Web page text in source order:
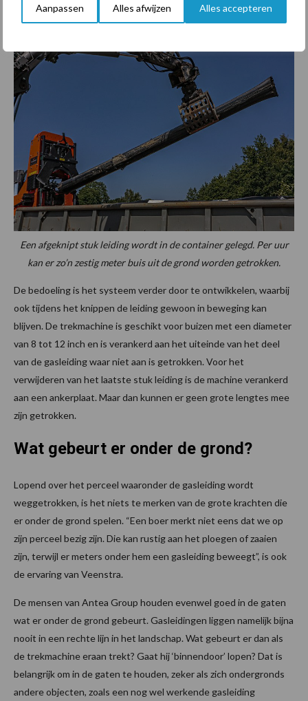
Aanpassen Alles afwijzen Alles accepteren
veiligheidsoverwegingen. Ook zet de medewerker het trekken
even stop op het moment dat er geknipt moet zijn.
Een afgeknipt stuk leiding wordt in de container gelegd. Per uur
kan er zo’n zestig meter buis uit de grond worden getrokken.
De bedoeling is het systeem verder door te ontwikkelen, waarbij
ook tijdens het knippen de leiding gewoon in beweging kan
blijven. De trekmachine is geschikt voor buizen met een diameter
van 8 tot 12 inch en is verankerd aan het uiteinde van het deel
van de gasleiding waar niet aan is getrokken. Voor het
verwijderen van het laatste stuk leiding is de machine verankerd
aan een ankerplaat. Maar dan kunnen er geen grote lengtes mee
zijn getrokken.
Wat gebeurt er onder de grond?
Lopend over het perceel waaronder de gasleiding wordt
weggetrokken, is het niets te merken van de grote krachten die
er onder de grond spelen. “Een boer merkt niet eens dat we op
zijn perceel bezig zijn. Die kan rustig aan het ploegen of zaaien
zijn, terwijl er meters onder hem een gasleiding beweegt”, is ook
de ervaring van Veenstra.
De mensen van Antea Group houden evenwel goed in de gaten
wat er onder de grond gebeurt. Gasleidingen liggen namelijk bijna
nooit in een rechte lijn in het landschap. Wat gebeurt er dan als
de trekmachine eraan trekt? Gaat hij ‘binnendoor’ lopen? Dat is
belangrijk om in de gaten te houden, zeker als zich ondergronds
andere objecten, zoals een nog wel werkende gasleiding